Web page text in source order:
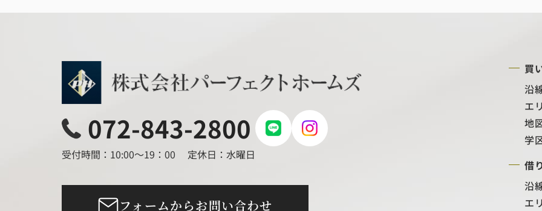
072-843-2800
受付時間：10:00～19：00 定休日：水曜日
フォームからお問い合わせ
買
沿
エ
地
学
借
沿
エ